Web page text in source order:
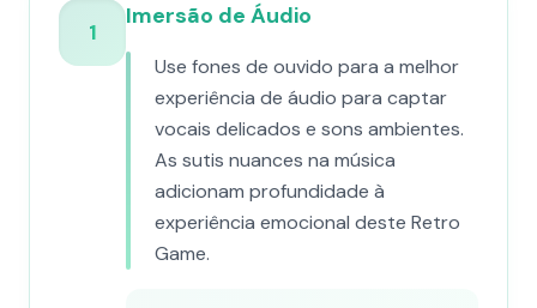
1
Imersão de Áudio
Use fones de ouvido para a melhor
experiência de áudio para captar
vocais delicados e sons ambientes.
As sutis nuances na música
adicionam profundidade à
experiência emocional deste Retro
Game.